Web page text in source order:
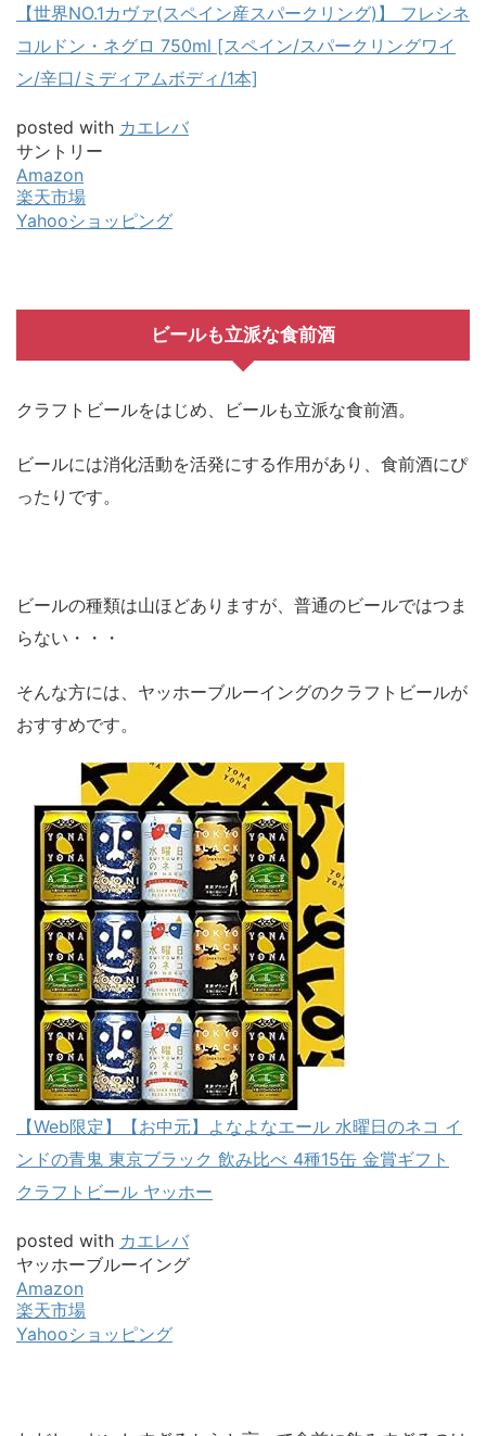
【世界NO.1カヴァ(スペイン産スパークリング)】 フレシネ
コルドン・ネグロ 750ml [スペイン/スパークリングワイ
ン/辛口/ミディアムボディ/1本]
posted with カエレバ
サントリー
Amazon
楽天市場
Yahooショッピング
ビールも立派な食前酒
クラフトビールをはじめ、ビールも立派な食前酒。
ビールには消化活動を活発にする作用があり、食前酒にぴ
ったりです。
ビールの種類は山ほどありますが、普通のビールではつま
らない・・・
そんな方には、ヤッホーブルーイングのクラフトビールが
おすすめです。
【Web限定】【お中元】よなよなエール 水曜日のネコ イ
ンドの青鬼 東京ブラック 飲み比べ 4種15缶 金賞ギフト
クラフトビール ヤッホー
posted with カエレバ
ヤッホーブルーイング
Amazon
楽天市場
Yahooショッピング